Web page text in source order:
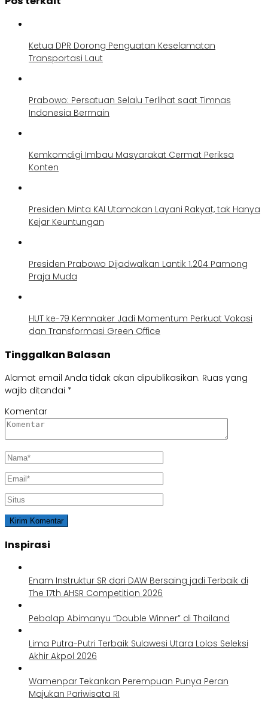
Ketua DPR Dorong Penguatan Keselamatan
Transportasi Laut
Prabowo: Persatuan Selalu Terlihat saat Timnas
Indonesia Bermain
Kemkomdigi Imbau Masyarakat Cermat Periksa
Konten
Presiden Minta KAI Utamakan Layani Rakyat, tak Hanya
Kejar Keuntungan
Presiden Prabowo Dijadwalkan Lantik 1.204 Pamong
Praja Muda
HUT ke-79 Kemnaker Jadi Momentum Perkuat Vokasi
dan Transformasi Green Office
Tinggalkan Balasan
Alamat email Anda tidak akan dipublikasikan. Ruas yang
wajib ditandai *
Komentar
Inspirasi
Enam Instruktur SR dari DAW Bersaing jadi Terbaik di
The 17th AHSR Competition 2026
Pebalap Abimanyu “Double Winner” di Thailand
Lima Putra-Putri Terbaik Sulawesi Utara Lolos Seleksi
Akhir Akpol 2026
Wamenpar Tekankan Perempuan Punya Peran
Majukan Pariwisata RI